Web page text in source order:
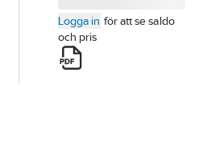
Logga in för att se saldo
och pris